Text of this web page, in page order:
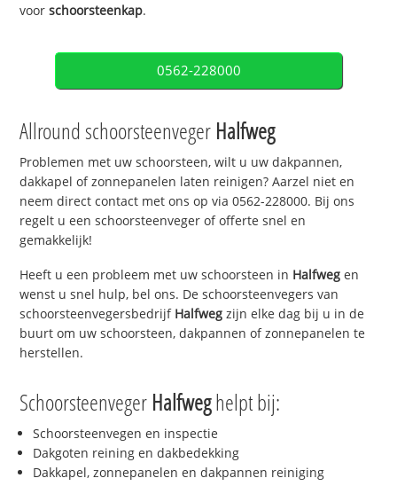
voorschoorsteenkap.
0562-228000
Allround schoorsteenveger Halfweg
Problemen met uw schoorsteen, wilt u uw dakpannen,
dakkapel of zonnepanelen laten reinigen? Aarzel niet en
neem direct contact met ons op via 0562-228000. Bij ons
regelt u een schoorsteenveger of offerte snel en
gemakkelijk!
Heeft u een probleem met uw schoorsteen in Halfweg en
wenst u snel hulp, bel ons. De schoorsteenvegers van
schoorsteenvegersbedrijf Halfweg zijn elke dag bij u in de
buurt om uw schoorsteen, dakpannen of zonnepanelen te
herstellen.
Schoorsteenveger Halfweghelpt bij:
Schoorsteenvegen en inspectie
Dakgoten reining en dakbedekking
Dakkapel, zonnepanelen en dakpannen reiniging